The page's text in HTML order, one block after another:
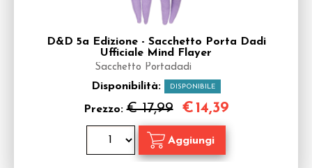
D&D 5a Edizione - Sacchetto Porta Dadi
Ufficiale Mind Flayer
Sacchetto Portadadi
Disponibilità: DISPONIBILE
Prezzo:€ 17,99 €14,39